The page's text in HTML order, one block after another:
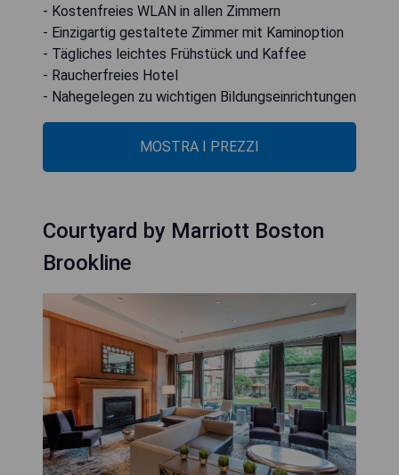
- Kostenfreies WLAN in allen Zimmern
- Einzigartig gestaltete Zimmer mit Kaminoption
- Tägliches leichtes Frühstück und Kaffee
- Raucherfreies Hotel
- Nahegelegen zu wichtigen Bildungseinrichtungen
MOSTRA I PREZZI
Courtyard by Marriott Boston
Brookline